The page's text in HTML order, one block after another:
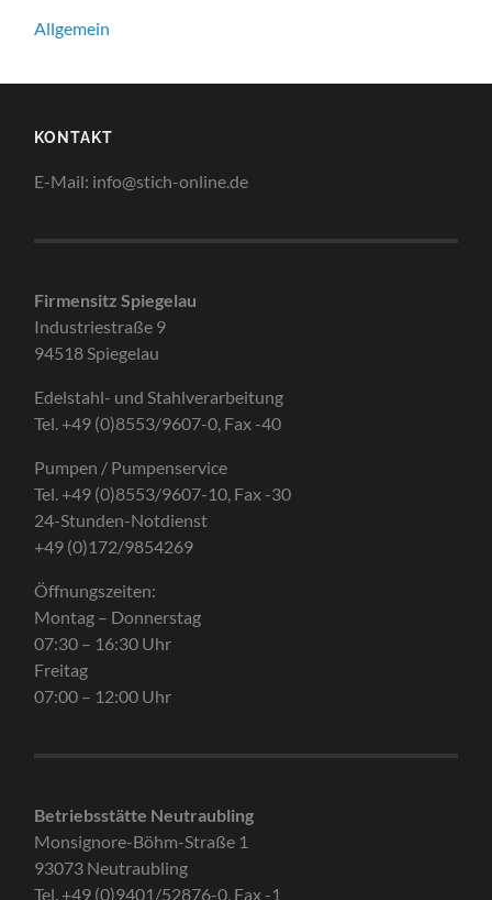
Allgemein
KONTAKT
E-Mail: info@stich-online.de
Firmensitz Spiegelau
Industriestraße 9
94518 Spiegelau
Edelstahl- und Stahlverarbeitung
Tel. +49 (0)8553/9607-0, Fax -40
Pumpen / Pumpenservice
Tel. +49 (0)8553/9607-10, Fax -30
24-Stunden-Notdienst
+49 (0)172/9854269
Öffnungszeiten:
Montag – Donnerstag
07:30 – 16:30 Uhr
Freitag
07:00 – 12:00 Uhr
Betriebsstätte Neutraubling
Monsignore-Böhm-Straße 1
93073 Neutraubling
Tel. +49 (0)9401/52876-0, Fax -1